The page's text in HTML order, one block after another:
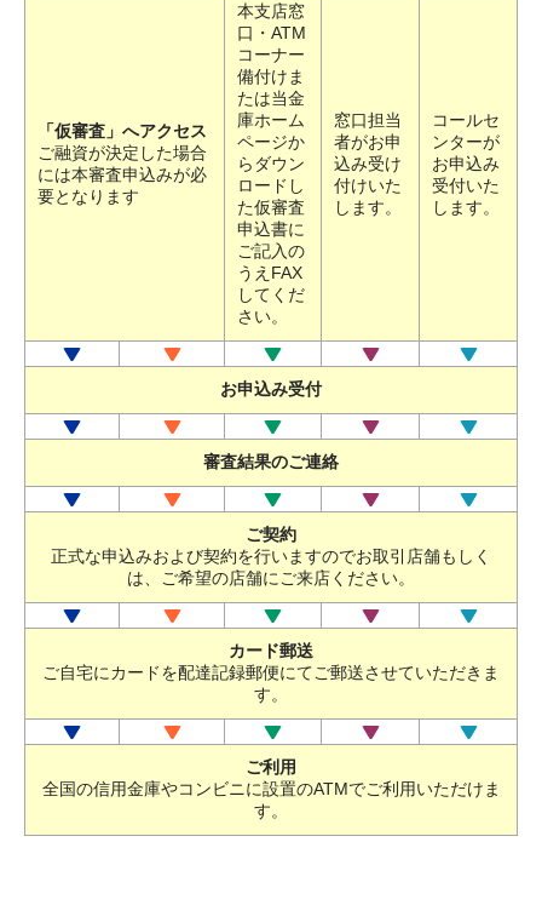
「仮審査」へアクセス
ご融資が決定した場合
には本審査申込みが必
要となります
本支店窓
口・ATM
コーナー
備付けま
たは当金
庫ホーム
ページか
らダウン
ロードし
た仮審査
申込書に
ご記入の
うえFAX
してくだ
さい。
窓口担当
者がお申
込み受け
付けいた
します。
コールセ
ンターが
お申込み
受付いた
します。
お申込み受付
審査結果のご連絡
ご契約
正式な申込みおよび契約を行いますのでお取引店舗もしく
は、ご希望の店舗にご来店ください。
カード郵送
ご自宅にカードを配達記録郵便にてご郵送させていただきま
す。
ご利用
全国の信用金庫やコンビニに設置のATMでご利用いただけま
す。